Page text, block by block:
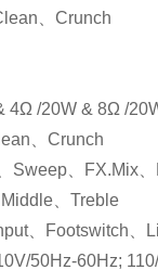
、Crunch
/20W & 8Ω /
、Crunch
、FX.Mix、
、Treble
、Footswitch
50Hz-60Hz;